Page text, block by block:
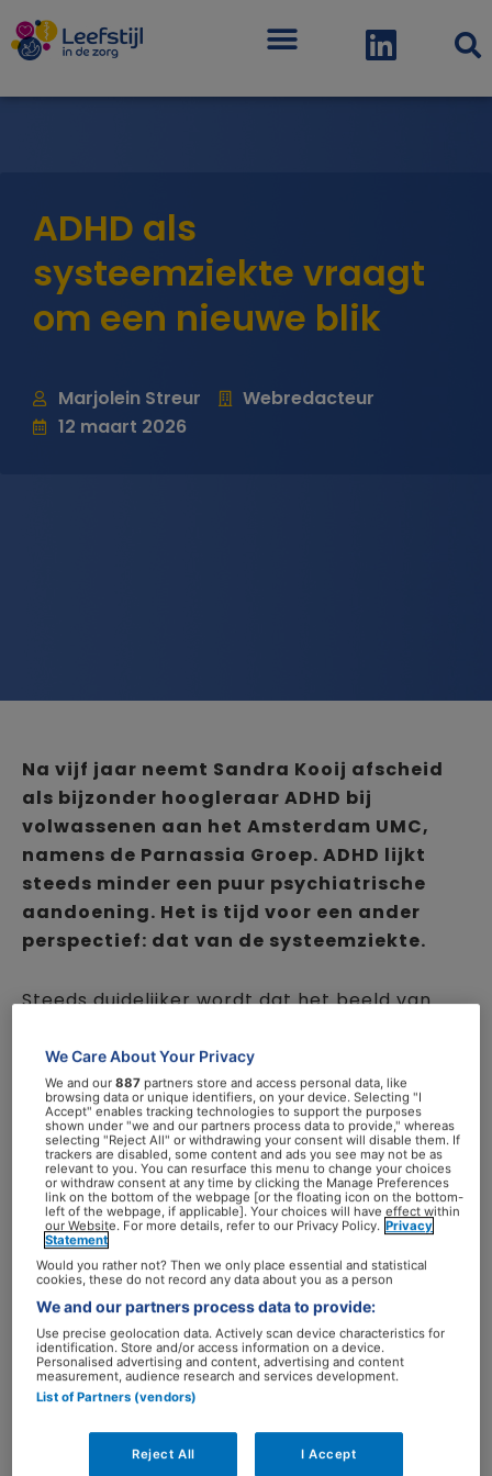
Menu
ADHD als
systeemziekte vraagt
om een nieuwe blik
Marjolein Streur
Webredacteur
12 maart 2026
Na vijf jaar neemt Sandra Kooij afscheid
als bijzonder hoogleraar ADHD bij
volwassenen aan het Amsterdam UMC,
namens de Parnassia Groep. ADHD lijkt
steeds minder een puur psychiatrische
aandoening. Het is tijd voor een ander
perspectief: dat van de systeemziekte.
Steeds duidelijker wordt dat het beeld van
tekortschiet. De aanwijzingen stapelen zich
op dat we te maken hebben met een
systeemziekte, waarin brein, lichaam,
immuunsysteem en hormonen onlosmakelijk
met elkaar verbonden zijn.
Meer dan een DSM-
diagnose
Formeel valt ADHD nog altijd onder de DSM-5,
bij de neurobiologische
ontwikkelingsstoornissen. Erfelijkheid speelt
een grote rol, net als veranderingen in
Medicatie die die boodschapperstoffen
We Care About Your Privacy
We and our887 partners store and access personal data, like
browsing data or unique identifiers, on your device. Selecting "I
Accept" enables tracking technologies to support the purposes
shown under "we and our partners process data to provide," whereas
selecting "Reject All" or withdrawing your consent will disable them. If
trackers are disabled, some content and ads you see may not be as
relevant to you. You can resurface this menu to change your choices
or withdraw consent at any time by clicking the Manage Preferences
link on the bottom of the webpage [or the floating icon on the bottom-
left of the webpage, if applicable]. Your choices will have effect within
our Website. For more details, refer to our Privacy Policy. Privacy
Statement
Would you rather not? Then we only place essential and statistical
cookies, these do not record any data about you as a person
We and our partners process data to provide:
Use precise geolocation data. Actively scan device characteristics for
identification. Store and/or access information on a device.
Personalised advertising and content, advertising and content
measurement, audience research and services development.
List of Partners (vendors)
Reject All I Accept